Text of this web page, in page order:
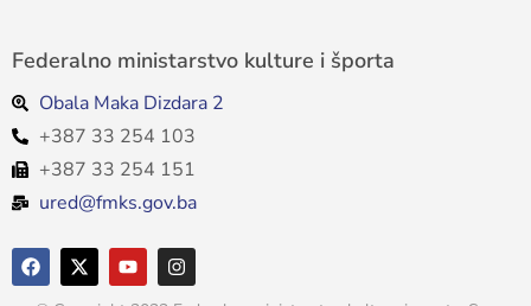
Federalno ministarstvo kulture i športa
Obala Maka Dizdara 2
+387 33 254 103
+387 33 254 151
ured@fmks.gov.ba